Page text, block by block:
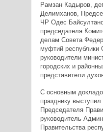
Рамзан Кадыров,
Делимханов,
ЧР Одес
председателя
делам Совета
муфтий республики
руководители
городских и
представители
С основным
празднику выступил
Председателя
руководитель
Правительства